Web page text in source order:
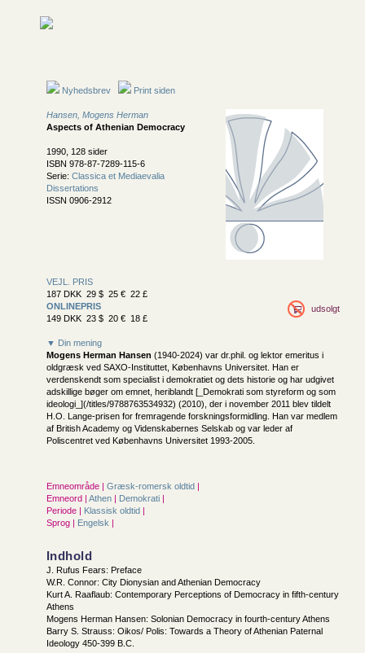
Nyhedsbrev Print siden
Hansen, Mogens Herman
Aspects of Athenian Democracy
1990, 128 sider
ISBN 978-87-7289-115-6
Serie: Classica et Mediaevalia
Dissertations
ISSN 0906-2912
VEJL. PRIS
187 DKK 29 $ 25 € 22 £
ONLINEPRIS
149 DKK 23 $ 20 € 18 £
udsolgt
▼ Din mening
Mogens Herman Hansen (1940-2024) var dr.phil. og lektor emeritus i
oldgræsk ved SAXO-Instituttet, Københavns Universitet. Han er
verdenskendt som specialist i demokratiet og dets historie og har udgivet
adskillige bøger om emnet, heriblandt [_Demokrati som styreform og som
ideologi_](/titles/9788763534932) (2010), der i november 2011 blev tildelt
H.O. Lange-prisen for fremragende forskningsformidling. Han var medlem
af British Academy og Videnskabernes Selskab og var leder af
Poliscentret ved Københavns Universitet 1993-2005.
Emneområde | Græsk-romersk oldtid |
Emneord | Athen | Demokrati |
Periode | Klassisk oldtid |
Sprog | Engelsk |
Indhold
J. Rufus Fears: Preface
W.R. Connor: City Dionysian and Athenian Democracy
Kurt A. Raaflaub: Contemporary Perceptions of Democracy in fifth-century
Athens
Mogens Herman Hansen: Solonian Democracy in fourth-century Athens
Barry S. Strauss: Oikos/ Polis: Towards a Theory of Athenian Paternal
Ideology 450-399 B.C.